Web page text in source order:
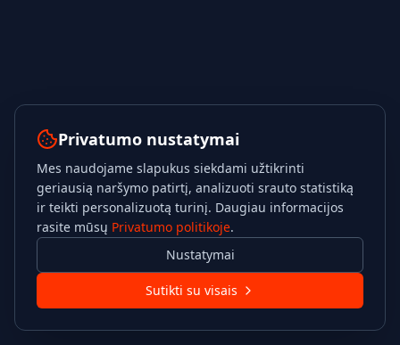
Privatumo nustatymai
Mes naudojame slapukus siekdami užtikrinti
geriausią naršymo patirtį, analizuoti srauto statistiką
ir teikti personalizuotą turinį. Daugiau informacijos
rasite mūsų Privatumo politikoje.
Nustatymai
Sutikti su visais